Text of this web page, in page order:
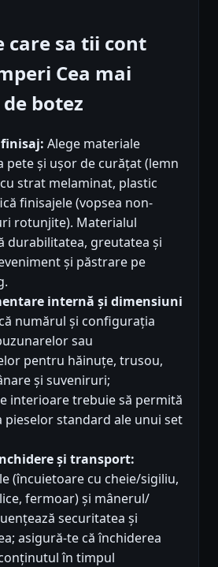
care sa tii cont
Cea mai
botez
Alege materiale
pete și ușor de curățat (lemn
strat melaminat, plastic
finisajele (vopsea non-
rotunjite). Materialul
durabilitatea, greutatea și
și păstrare pe
internă și dimensiuni
numărul și configurația
sau
pentru hăinuțe, trusou,
și suveniruri;
interioare trebuie să permită
pieselor standard ale unui set
și transport:
(încuietoare cu cheie/sigiliu,
fermoar) și mânerul/
securitatea și
asigură-te că închiderea
în timpul